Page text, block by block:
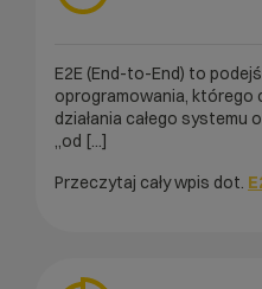
E2E (End-to-End) to
oprogramowania, którego
działania całego systemu
„od [...]
Przeczytaj cały wpis dot.